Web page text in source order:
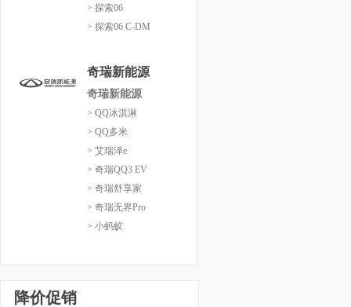
> 探索06
> 探索06 C-DM
奇瑞新能源
奇瑞新能源
> QQ冰淇淋
> QQ多米
> 艾瑞泽e
> 奇瑞QQ3 EV
> 奇瑞舒享家
> 奇瑞无界Pro
> 小蚂蚁
降价促销